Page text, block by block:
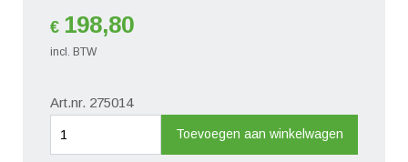
€ 198,80
incl. BTW
Art.nr. 275014
Toevoegen aan winkelwagen